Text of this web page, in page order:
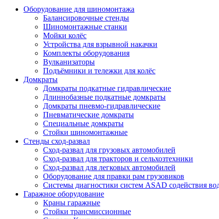
Оборудование для шиномонтажа
Балансировочные стенды
Шиномонтажные станки
Мойки колёс
Устройства для взрывной накачки
Комплекты оборудования
Вулканизаторы
Подъёмники и тележки для колёс
Домкраты
Домкраты подкатные гидравлические
Длиннобазные подкатные домкраты
Домкраты пневмо-гидравлические
Пневматические домкраты
Специальные домкраты
Стойки шиномонтажные
Стенды сход-развал
Сход-развал для грузовых автомобилей
Сход-развал для тракторов и сельхозтехники
Сход-развал для легковых автомобилей
Оборудование для правки рам грузовиков
Системы диагностики систем ASAD содействия
Гаражное оборудование
Краны гаражные
Стойки трансмиссионные